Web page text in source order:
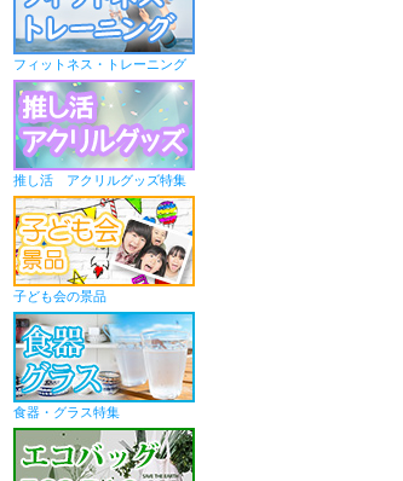
フィットネス・トレーニング
推し活 アクリルグッズ特集
子ども会の景品
食器・グラス特集